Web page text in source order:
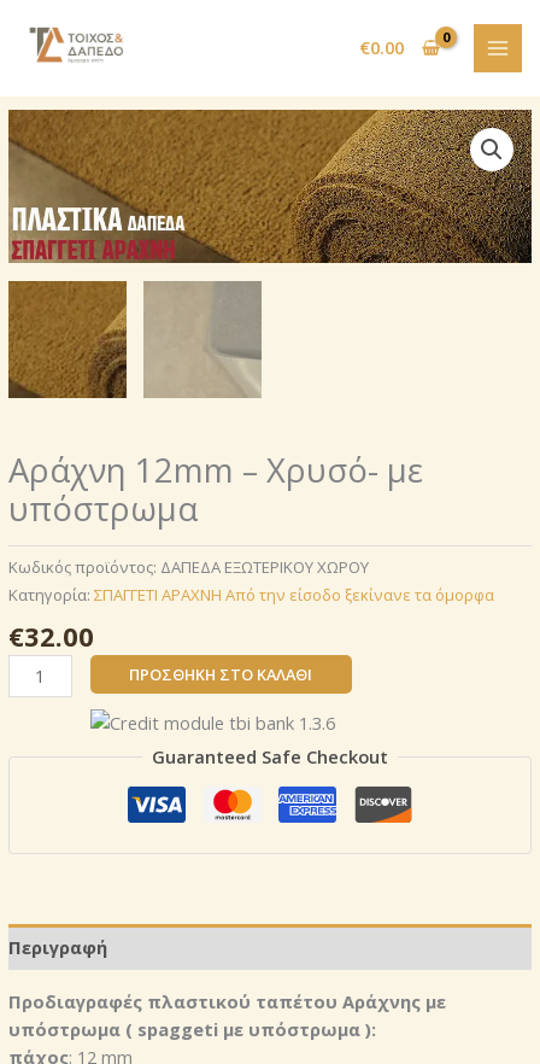
περιεχόμενο
€0.00
Αράχνη 12mm – Χρυσό- με
υπόστρωμα
Κωδικός προϊόντος: ΔΑΠΕΔΑ ΕΞΩΤΕΡΙΚΟΥ ΧΩΡΟΥ
Κατηγορία: ΣΠΑΓΓΕΤΙ ΑΡΑΧΝΗ Από την είσοδο ξεκίνανε τα όμορφα
€32.00
Αράχνη
12mm
Χρυσό-
ΠΡΟΣΘΉΚΗ ΣΤΟ ΚΑΛΆΘΙ
Guaranteed Safe Checkout
Περιγραφή
Προδιαγραφές πλαστικού ταπέτου Αράχνης με
υπόστρωμα ( spaggeti με υπόστρωμα ):
πάχος: 12 mm